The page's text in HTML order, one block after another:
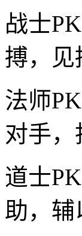
战士
搏，见
法师
对手
道士
助，辅